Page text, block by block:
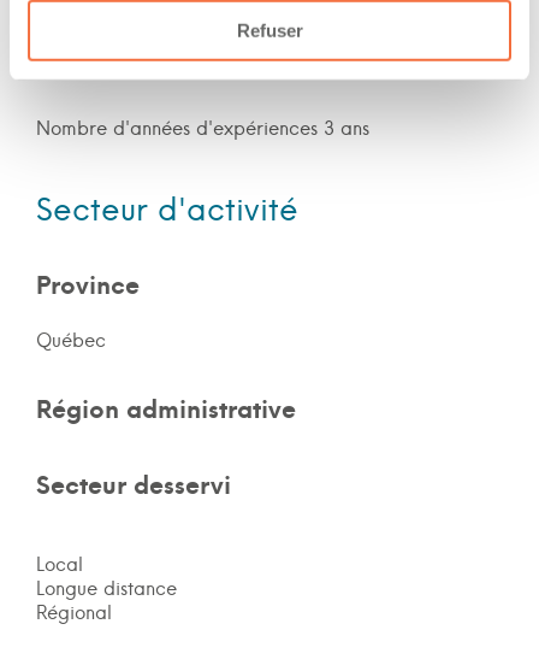
Refuser
Expérience
Nombre d'années d'expériences 3 ans
Secteur d'activité
Province
Québec
Région administrative
Secteur desservi
Local
Longue distance
Régional